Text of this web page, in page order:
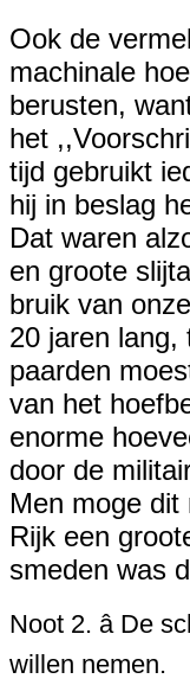
Ook de
machinale
berusten,
het
tijd gebruikt
hij in beslag
Dat waren
en groote
bruik van
20 jaren lang,
paarden
van het
enorme
door de
Men moge
Rijk een
smeden was
Noot 2. â De
willen nemen.